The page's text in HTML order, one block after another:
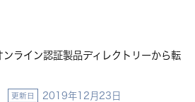
ライン認証製品ディレクトリーから転
更新日 2019年12月23日